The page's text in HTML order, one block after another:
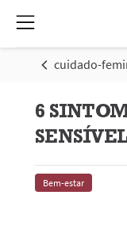
cuidado-
6
Bem-estar